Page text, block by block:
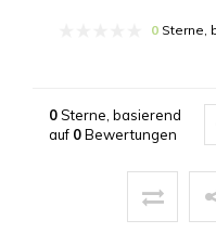
0 Sterne,
0Sterne, basierend
auf 0Bewertungen